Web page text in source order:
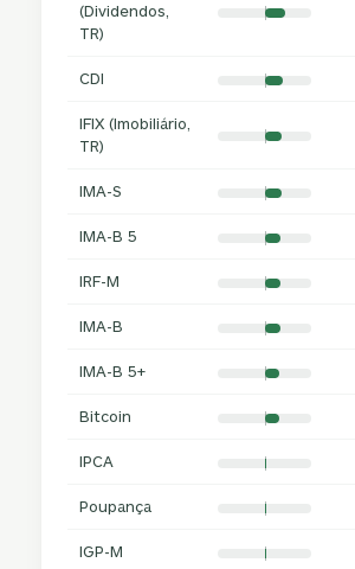
(Dividendos,
TR)
CDI
IFIX (Imobiliário,
TR)
IMA-S
IMA-B 5
IRF-M
IMA-B
IMA-B 5+
Bitcoin
IPCA
Poupança
IGP-M